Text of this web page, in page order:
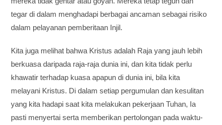
tegar di dalam menghadapi berbagai ancaman sebagai risiko
dalam pelayanan pemberitaan Injil.
Kita juga melihat bahwa Kristus adalah Raja yang jauh lebih
berkuasa daripada raja-raja dunia ini, dan kita tidak perlu
khawatir terhadap kuasa apapun di dunia ini, bila kita
melayani Kristus. Di dalam setiap pergumulan dan kesulitan
yang kita hadapi saat kita melakukan pekerjaan Tuhan, Ia
pasti menyertai serta memberikan pertolongan pada waktu-